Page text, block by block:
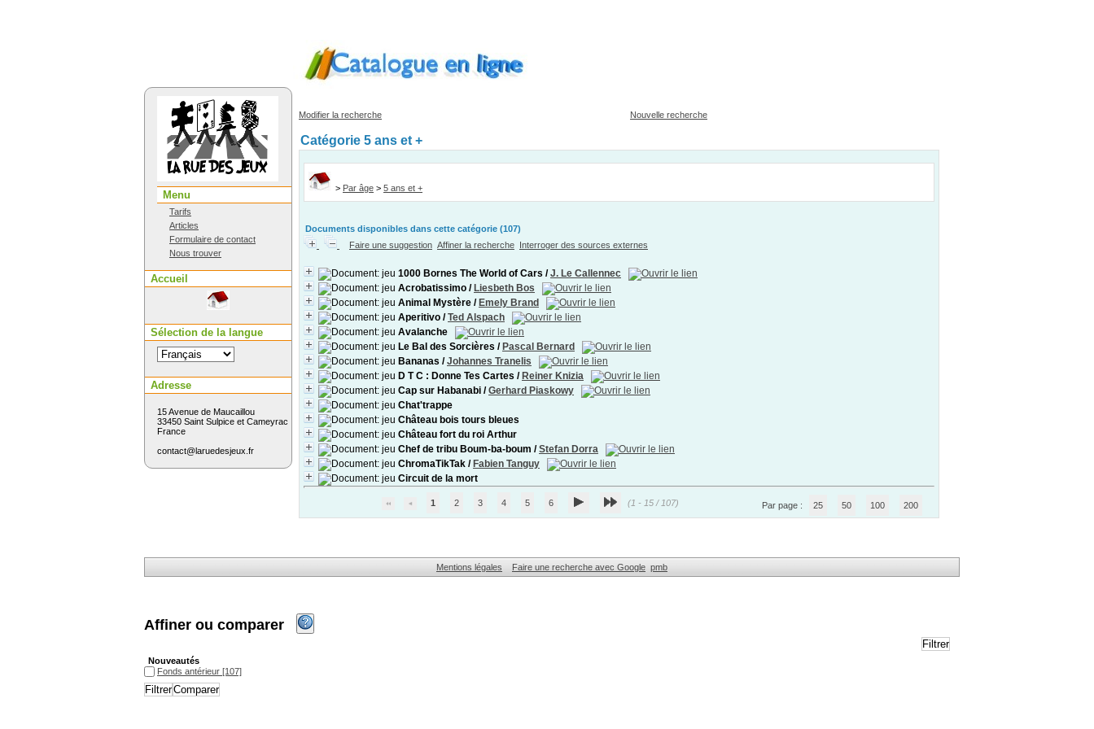
Modifier la recherche Nouvelle recherche
Catégorie 5 ans et +
> Par âge > 5 ans et +
Documents disponibles dans cette catégorie (107)
Faire une suggestion Affiner la recherche Interroger des sources externes
1000 Bornes The World of Cars /J. Le Callennec
Acrobatissimo / Liesbeth Bos
Animal Mystère / Emely Brand
Aperitivo /Ted Alspach
Avalanche
Le Bal des Sorcières / Pascal Bernard
Bananas /Johannes Tranelis
D T C : Donne Tes Cartes / Reiner Knizia
Cap sur Habanabi /Gerhard Piaskowy
Chat'trappe
Château bois tours bleues
Château fort du roi Arthur
Chef de tribu Boum-ba-boum /Stefan Dorra
ChromaTikTak / Fabien Tanguy
Circuit de la mort
1 2 3 4 5 6 (1 - 15 / 107) Par page : 25 50 100 200
Mentions légales Faire une recherche avec Google pmb
Menu
Tarifs
Articles
Formulaire de contact
Nous trouver
Accueil
Sélection de la langue
Adresse
15 Avenue de Maucaillou
33450 Saint Sulpice et Cameyrac
France
contact@laruedesjeux.fr
Affiner ou comparer
Nouveautés
Fonds antérieur
Fonds antérieur [107]